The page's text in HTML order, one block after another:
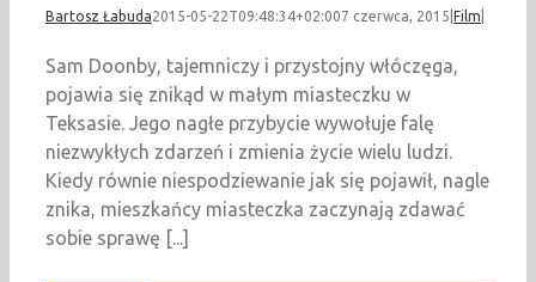
Bartosz Łabuda2015-05-22T09:48:34+02:007 czerwca, 2015 Film
Sam Doonby, tajemniczy i przystojny włóczęga,
pojawia się znikąd w małym miasteczku w
Teksasie. Jego nagłe przybycie wywołuje falę
niezwykłych zdarzeń i zmienia życie wielu ludzi.
Kiedy równie niespodziewanie jak się pojawił, nagle
znika, mieszkańcy miasteczka zaczynają zdawać
sobie sprawę [...]